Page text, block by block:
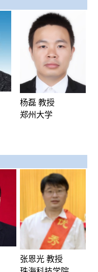
杨磊 教授
郑州大学
张恩光 教授